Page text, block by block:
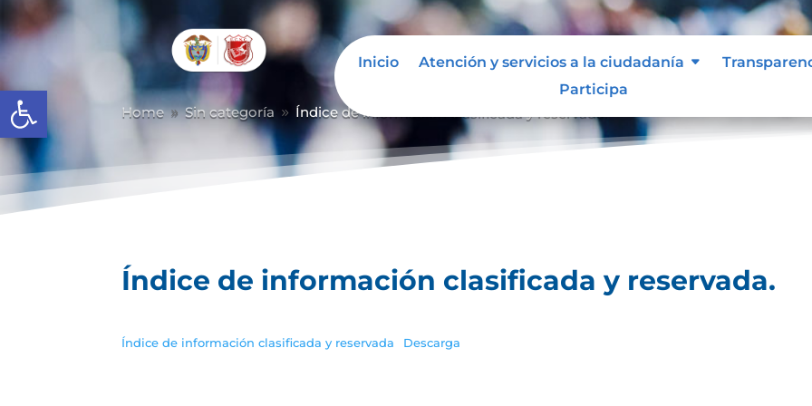
Abrir barra de herramientas
Inicio Atención y servicios a la ciudadanía
Participa
Home 9 Sin categoría 9 Índice de información clasificada y reservada.
Índice de información clasificada y reservada.
Índice de información clasificada y reservada Descarga